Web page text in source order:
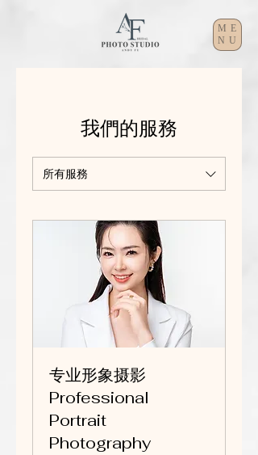
ME
NU
我們的服務
所有服務
专业形象摄影
Professional
Portrait
Photography